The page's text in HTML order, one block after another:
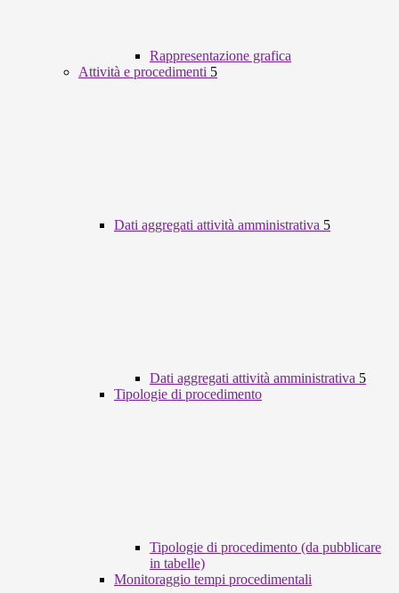
Rappresentazione grafica
Attività e procedimenti 5
Dati aggregati attività amministrativa 5
Dati aggregati attività amministrativa 5
Tipologie di procedimento
Tipologie di procedimento (da pubblicare
in tabelle)
Monitoraggio tempi procedimentali